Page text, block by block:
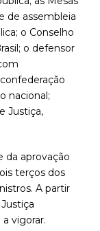
de assembleia
o Conselho
o defensor
nacional;
Justiça,
da aprovação
terços dos
A partir
vigorar.